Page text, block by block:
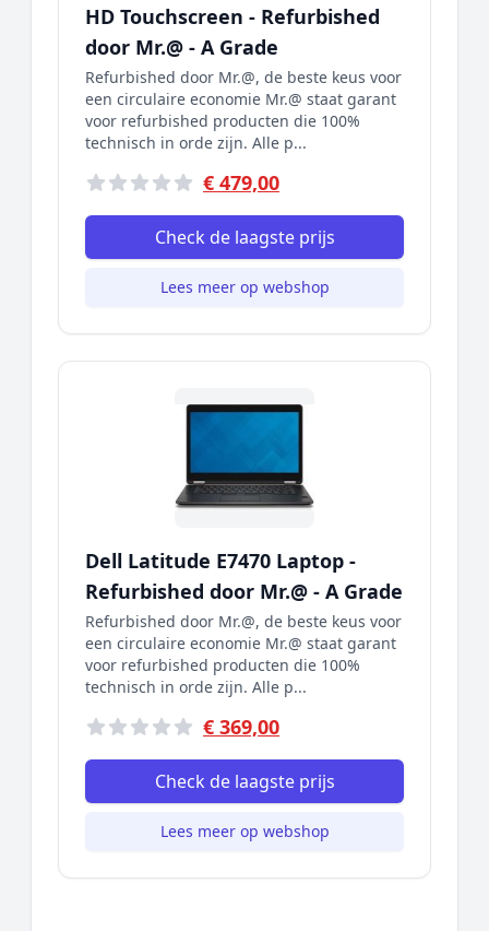
HD Touchscreen - Refurbished
door Mr.@ - A Grade
Refurbished door Mr.@, de beste keus voor
een circulaire economie Mr.@ staat garant
voor refurbished producten die 100%
technisch in orde zijn. Alle p...
€ 479,00
Check de laagste prijs
Lees meer op webshop
Dell Latitude E7470 Laptop -
Refurbished door Mr.@ - A Grade
Refurbished door Mr.@, de beste keus voor
een circulaire economie Mr.@ staat garant
voor refurbished producten die 100%
technisch in orde zijn. Alle p...
€ 369,00
Check de laagste prijs
Lees meer op webshop